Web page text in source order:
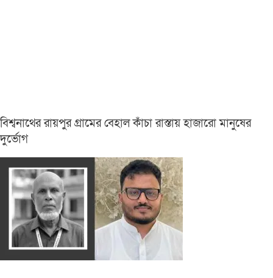
বিশ্বনাথের রায়পুর গ্রামের বেহাল কাঁচা রাস্তায় হাজারো মানুষের
দুর্ভোগ